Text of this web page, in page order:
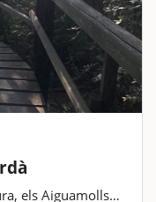
els Aiguamolls